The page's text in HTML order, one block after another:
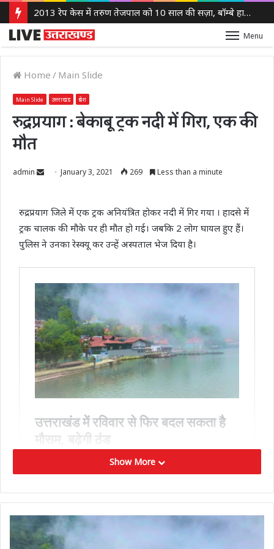
2013 रेप केस में तरुण तेजपाल को 10 साल की सज़ा, बॉम्बे हाई कोर्ट ने लगाया 10 लाख रुपये का जुर्माना
Menu
Home / Main Slide
Main Slide उत्तराखंड प्रदेश
रुद्रप्रयाग : बेकाबू ट्रक नदी में गिरा, एक की
मौत
admin
SendJanuary 3, 2021 269 Less than a minute
रुद्रप्रयाग जिले में एक ट्रक अनियंत्रित होकर नदी में गिर गया । हादसे में
ट्रक चालक की मौके पर ही मौत हो गई। जबकि 2 लोग घायल हुए हैं।
पुलिस ने उनका रेस्क्यू कर उन्हें अस्पताल भेज दिया है।
Show More